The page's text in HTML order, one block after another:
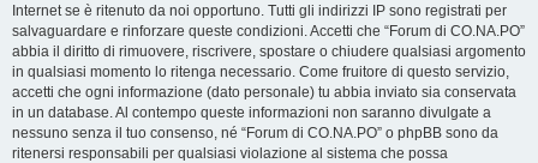
Internet se è ritenuto da noi opportuno. Tutti gli indirizzi IP sono registrati per
salvaguardare e rinforzare queste condizioni. Accetti che “Forum di CO.NA.PO”
abbia il diritto di rimuovere, riscrivere, spostare o chiudere qualsiasi argomento
in qualsiasi momento lo ritenga necessario. Come fruitore di questo servizio,
accetti che ogni informazione (dato personale) tu abbia inviato sia conservata
in un database. Al contempo queste informazioni non saranno divulgate a
nessuno senza il tuo consenso, né “Forum di CO.NA.PO” o phpBB sono da
ritenersi responsabili per qualsiasi violazione al sistema che possa